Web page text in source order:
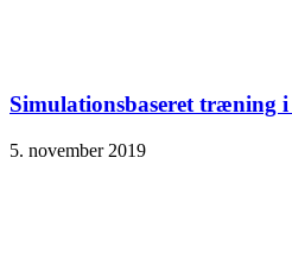
Simulations­baseret træning
5. november 2019